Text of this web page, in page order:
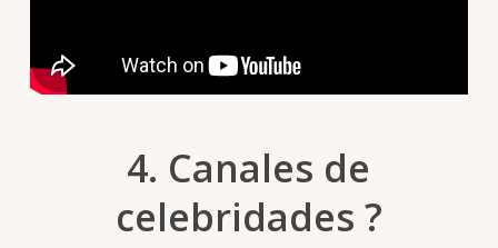
4. Canales de
celebridades ?